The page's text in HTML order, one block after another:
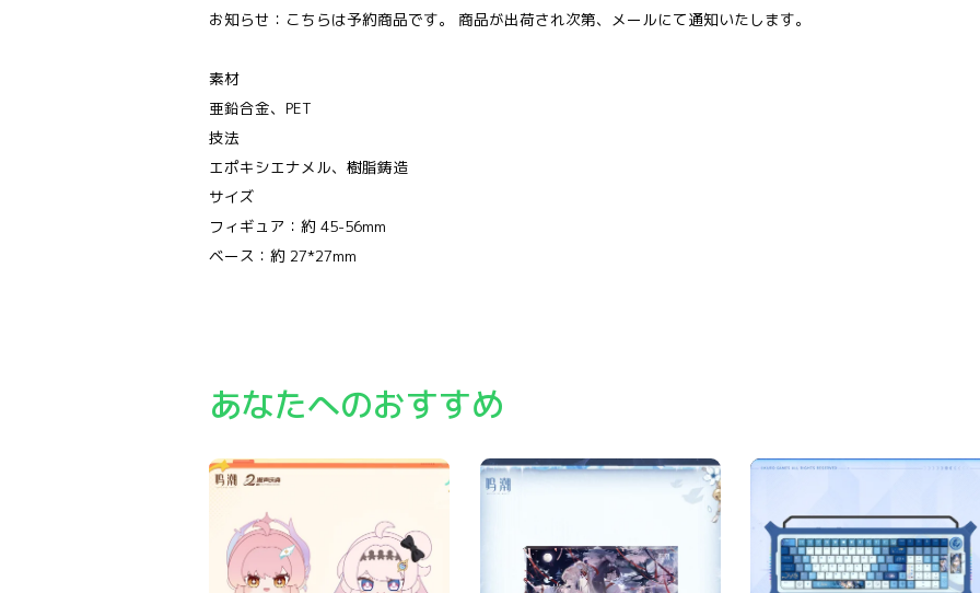
お知らせ：こちらは予約商品です。 商品が出荷され次第、メールにて通知いたします。
素材
亜鉛合金、PET
技法
エポキシエナメル、樹脂鋳造
サイズ
フィギュア：約 45-56mm
ベース：約 27*27mm
あなたへのおすすめ